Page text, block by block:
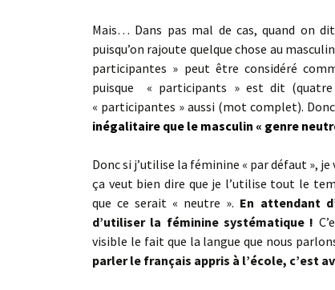
Mais… Dans pas mal de cas, quand on
puisqu’on rajoute quelque chose au
participantes » peut être considéré
puisque « participants » est dit
« participantes » aussi (mot complet).
inégalitaire que le masculin « genre
Donc si j’utilise la féminine « par défaut »,
ça veut bien dire que je l’utilise tout le
que ce serait « neutre ». En attendant
d’utiliser la féminine systématique !
visible le fait que la langue que nous
parler le français appris à l’école, c’est